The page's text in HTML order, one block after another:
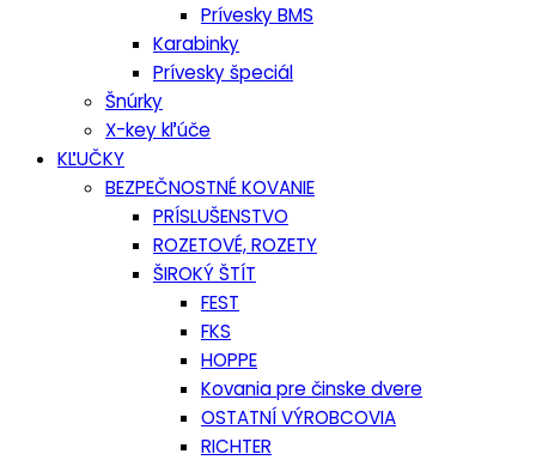
Prívesky BMS
Karabinky
Prívesky špeciál
Šnúrky
X-key kľúče
KĽUČKY
BEZPEČNOSTNÉ KOVANIE
PRÍSLUŠENSTVO
ROZETOVÉ, ROZETY
ŠIROKÝ ŠTÍT
FEST
FKS
HOPPE
Kovania pre činske dvere
OSTATNÍ VÝROBCOVIA
RICHTER